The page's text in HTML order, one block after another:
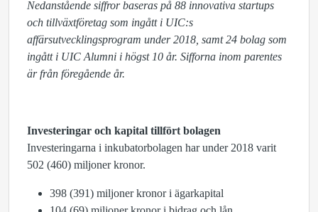
Nedanstående siffror baseras på 88 innovativa startups
och tillväxtföretag som ingått i UIC:s
affärsutvecklingsprogram under 2018, samt 24 bolag som
ingått i UIC Alumni i högst 10 år. Sifforna inom parentes
är från föregående år.
Investeringar och kapital tillfört bolagen
Investeringarna i inkubatorbolagen har under 2018 varit
502 (460) miljoner kronor.
398 (391) miljoner kronor i ägarkapital